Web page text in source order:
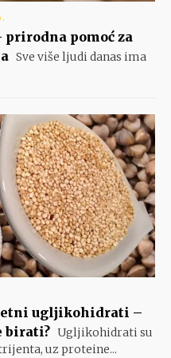
prirodna pomoć za
Sve više ljudi danas ima
ugljikohidrati –
birati? Ugljikohidrati su
uz proteine...